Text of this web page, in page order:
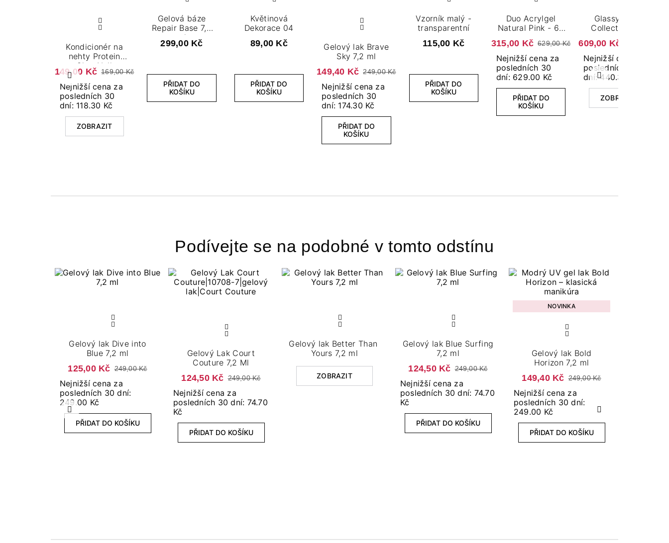
Předchozí Další
Kondicionér na
nehty Protein
Shot Nail
Hardener 7,2 ml
149,00 Kč 169,00 Kč
Nejnižší cena za
posledních 30
dní: 118.30 Kč
ZOBRAZIT
Gelová báze
Repair Base 7,2
ml
299,00 Kč
PŘIDAT DO
KOŠÍKU
Květinová
Dekorace 04
89,00 Kč
PŘIDAT DO
KOŠÍKU
Gelový lak Brave
Sky 7,2 ml
149,40 Kč 249,00 Kč
Nejnižší cena za
posledních 30
dní: 174.30 Kč
PŘIDAT DO
KOŠÍKU
Vzorník malý -
transparentní
115,00 Kč
PŘIDAT DO
KOŠÍKU
Duo Acrylgel
Natural Pink - 60
g
315,00 Kč 629,00 Kč
Nejnižší cena za
posledních 30
dní: 629.00 Kč
PŘIDAT DO
KOŠÍKU
Glassy Pearl
Collection Set
609,00 Kč
Nejnižší cena za
posledních 30
dní: 440.30 Kč
ZOBRAZIT
Podívejte se na podobné v tomto odstínu
Předchozí Další
Gelový lak Dive into
Blue​ 7,2 ml
125,00 Kč 249,00 Kč
Nejnižší cena za
posledních 30 dní:
249.00 Kč
PŘIDAT DO KOŠÍKU
Gelový Lak Court
Couture 7,2 Ml
124,50 Kč 249,00 Kč
Nejnižší cena za
posledních 30 dní: 74.70
Kč
PŘIDAT DO KOŠÍKU
Gelový lak Better Than
Yours 7,2 ml
ZOBRAZIT
Gelový lak Blue Surfing
7,2 ml
124,50 Kč 249,00 Kč
Nejnižší cena za
posledních 30 dní: 74.70
Kč
PŘIDAT DO KOŠÍKU
NOVINKA
Gelový lak Bold
Horizon 7,2 ml
149,40 Kč 249,00 Kč
Nejnižší cena za
posledních 30 dní:
249.00 Kč
PŘIDAT DO KOŠÍKU